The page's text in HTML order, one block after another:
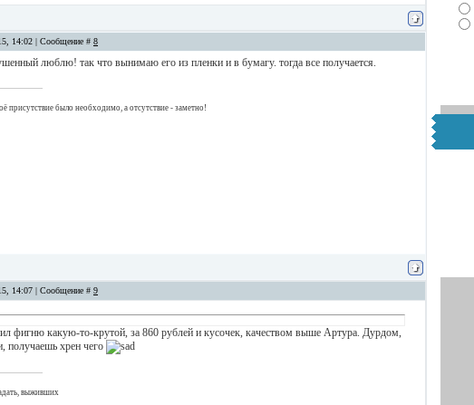
14:02 | Сообщение # 8
люблю! так что вынимаю его из пленки и в бумагу. тогда все получается.
присутствие было необходимо, а отсутствие - заметно!
14:07 | Сообщение # 9
фигню какую-то-крутой, за 860 рублей и кусочек, качеством выше Артура. Дурдом,
получаешь хрен чего
выживших